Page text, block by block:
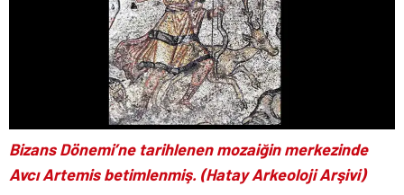
Bizans Dönemi’ne tarihlenen mozaiğin merkezinde
Avcı Artemis betimlenmiş. (Hatay Arkeoloji Arşivi)